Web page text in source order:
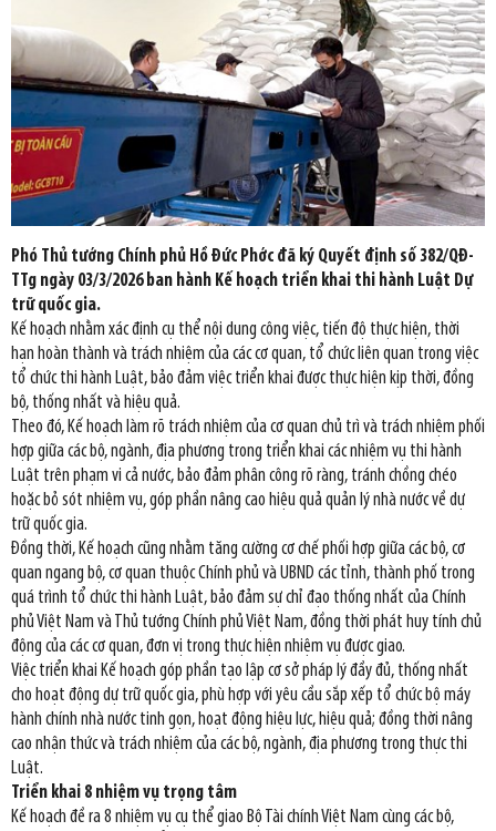
Phó Thủ tướng Chính phủ Hồ Đức Phớc đã ký Quyết định số 382/QĐ-
TTg ngày 03/3/2026 ban hành Kế hoạch triển khai thi hành Luật Dự
trữ quốc gia.
Kế hoạch nhằm xác định cụ thể nội dung công việc, tiến độ thực hiện, thời
hạn hoàn thành và trách nhiệm của các cơ quan, tổ chức liên quan trong việc
tổ chức thi hành Luật, bảo đảm việc triển khai được thực hiện kịp thời, đồng
bộ, thống nhất và hiệu quả.
Theo đó, Kế hoạch làm rõ trách nhiệm của cơ quan chủ trì và trách nhiệm phối
hợp giữa các bộ, ngành, địa phương trong triển khai các nhiệm vụ thi hành
Luật trên phạm vi cả nước, bảo đảm phân công rõ ràng, tránh chồng chéo
hoặc bỏ sót nhiệm vụ, góp phần nâng cao hiệu quả quản lý nhà nước về dự
trữ quốc gia.
Đồng thời, Kế hoạch cũng nhằm tăng cường cơ chế phối hợp giữa các bộ, cơ
quan ngang bộ, cơ quan thuộc Chính phủ và UBND các tỉnh, thành phố trong
quá trình tổ chức thi hành Luật, bảo đảm sự chỉ đạo thống nhất của Chính
phủ Việt Nam và Thủ tướng Chính phủ Việt Nam, đồng thời phát huy tính chủ
động của các cơ quan, đơn vị trong thực hiện nhiệm vụ được giao.
Việc triển khai Kế hoạch góp phần tạo lập cơ sở pháp lý đầy đủ, thống nhất
cho hoạt động dự trữ quốc gia, phù hợp với yêu cầu sắp xếp tổ chức bộ máy
hành chính nhà nước tinh gọn, hoạt động hiệu lực, hiệu quả; đồng thời nâng
cao nhận thức và trách nhiệm của các bộ, ngành, địa phương trong thực thi
Luật.
Triển khai 8 nhiệm vụ trọng tâm
Kế hoạch đề ra 8 nhiệm vụ cụ thể giao Bộ Tài chính Việt Nam cùng các bộ,